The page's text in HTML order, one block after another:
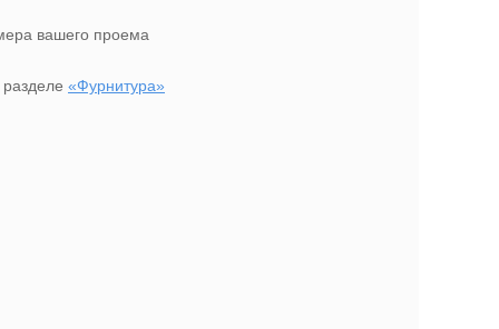
вашего проема
«Фурнитура»